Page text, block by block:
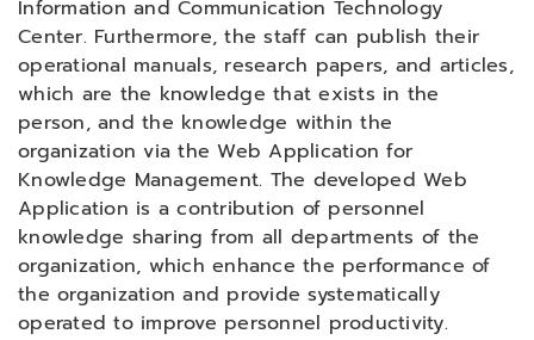
Information and Communication Technology
Center. Furthermore, the staff can publish their
operational manuals, research papers, and articles,
which are the knowledge that exists in the
person, and the knowledge within the
organization via the Web Application for
Knowledge Management. The developed Web
Application is a contribution of personnel
knowledge sharing from all departments of the
organization, which enhance the performance of
the organization and provide systematically
operated to improve personnel productivity.